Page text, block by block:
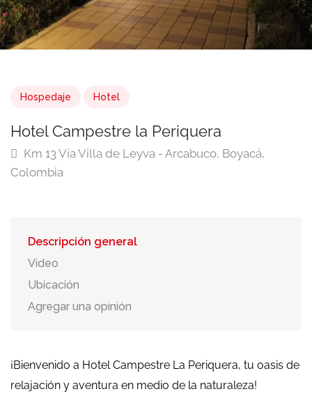
Hospedaje Hotel
Hotel Campestre la Periquera
Km 13 Vía Villa de Leyva - Arcabuco, Boyacá,
Colombia
Descripción general
Video
Ubicación
Agregar una opinión
¡Bienvenido a Hotel Campestre La Periquera, tu oasis de
relajación y aventura en medio de la naturaleza!